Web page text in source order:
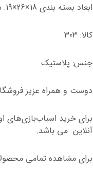
ابعاد بسته بندی 18×26×19: سانتی متر
کالا: 303
جنس: پلاستیک
دوست و همراه عزیز
برای خرید اسباب‌بازی‌های
آنلاین می باشد.
برای مشاهده تمامی